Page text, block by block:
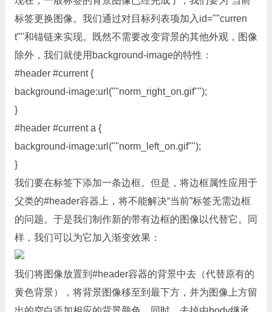
标签更换图像。我们通过对目标列表项加入id=""curren
t""和锚链来实现。既然不需要改变背景的其他外观，图像
除外，我们就使用background-image的特性：
#header #current {
background-image:url(""norm_right_on.gif"");
}
#header #current a {
background-image:url(""norm_left_on.gif"");
}
我们要在标签下添加一条边框。但是，将边框属性应用于
父类的#header容器上，将不能解决“当前”标签无需边框
的问题。于是我们制作新的带有边框的图像以代替它。同
样，我们可以为它加入渐变效果：
我们将图像放置到#header容器的背景中去（代替原有的
黄色背景），将背景图像移至到最下方，并为图像上方留